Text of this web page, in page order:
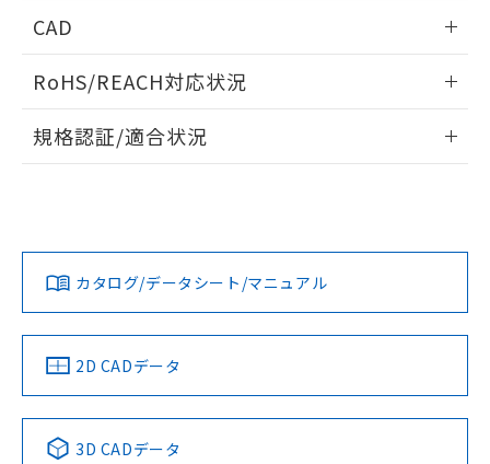
CAD
ドすることができます。
ログイン/会員登録
ダウンロードデータをご利用いただく前に、以下を必ずお読
みください。
ソフトウェアの使用条件
RoHS/REACH対応状況
EU RoHS 注意事項・凡例
対応済み
中国 RoHS 注意事項・凡例
規格認証/適合状況
カタログ/データシート/マニュアル
2D CADデータ
3D CADデータ
欄に対応日を記載しておりました。
既に当社にて対応品への在庫切替を完了
していることから、特段のことがない限
り、2022年1月12日より割愛しておりま
す。